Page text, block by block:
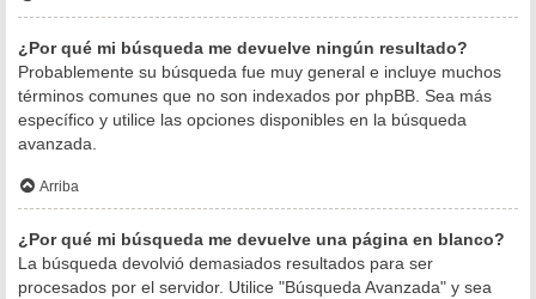
¿Por qué mi búsqueda me devuelve ningún resultado?
Probablemente su búsqueda fue muy general e incluye muchos
términos comunes que no son indexados por phpBB. Sea más
específico y utilice las opciones disponibles en la búsqueda
avanzada.
Arriba
¿Por qué mi búsqueda me devuelve una página en blanco?
La búsqueda devolvió demasiados resultados para ser
procesados por el servidor. Utilice "Búsqueda Avanzada" y sea